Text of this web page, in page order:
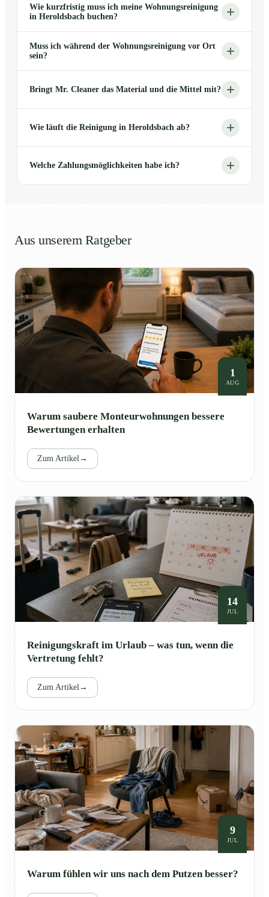
Wie kurzfristig muss ich meine Wohnungsreinigung
in Heroldsbach buchen?
Muss ich während der Wohnungsreinigung vor Ort
sein?
Bringt Mr. Cleaner das Material und die Mittel mit?
Wie läuft die Reinigung in Heroldsbach ab?
Welche Zahlungsmöglichkeiten habe ich?
Aus unserem Ratgeber
1
AUG
Warum saubere Monteurwohnungen bessere
Bewertungen erhalten
Zum Artikel→
14
JUL
Reinigungskraft im Urlaub – was tun, wenn die
Vertretung fehlt?
Zum Artikel→
9
JUL
Warum fühlen wir uns nach dem Putzen besser?